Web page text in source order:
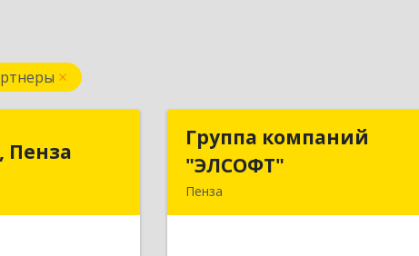
Пенза
Бит, Пенза
Группа компаний
"ЭЛСОФТ"
Пенза
Группа